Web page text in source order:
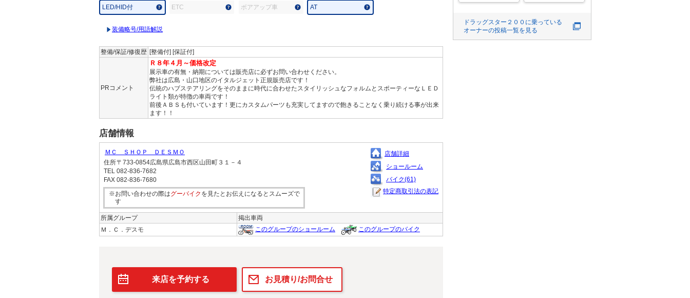
LED/HID付 ETC ボアアップ車 AT
装備略号/用語解説
整備/保証/修復歴 [整備付] [保証付]
PRコメント
Ｒ８年４月～価格改定
展示車の有無・納期については販売店に必ずお問い合わせください。
弊社は広島・山口地区のイタルジェット正規販売店です！
伝統のハブステアリングをそのままに時代に合わせたスタイリッシュなフォルムとスポーティーなＬＥＤ
ライト類が特徴の車両です！
前後ＡＢＳも付いています！更にカスタムパーツも充実してますので飽きることなく乗り続ける事が出来
ます！！
店舗情報
ＭＣ ＳＨＯＰ ＤＥＳＭＯ
住所〒733-0854広島県広島市西区山田町３１－４
TEL 082-836-7682
FAX 082-836-7680
※お問い合わせの際はグーバイク を見たとお伝えになるとスムーズで
す
店舗詳細
ショールーム
バイク(61)
特定商取引法の表記
所属グループ
掲出車両
Ｍ．Ｃ．デスモ
このグループのショールーム このグループのバイク
来店を予約する お見積り/お問合せ
マフラー
スタンド
フェンダー
ETC
ドラッグスター２００ に乗っている
オーナーの投稿一覧を見る